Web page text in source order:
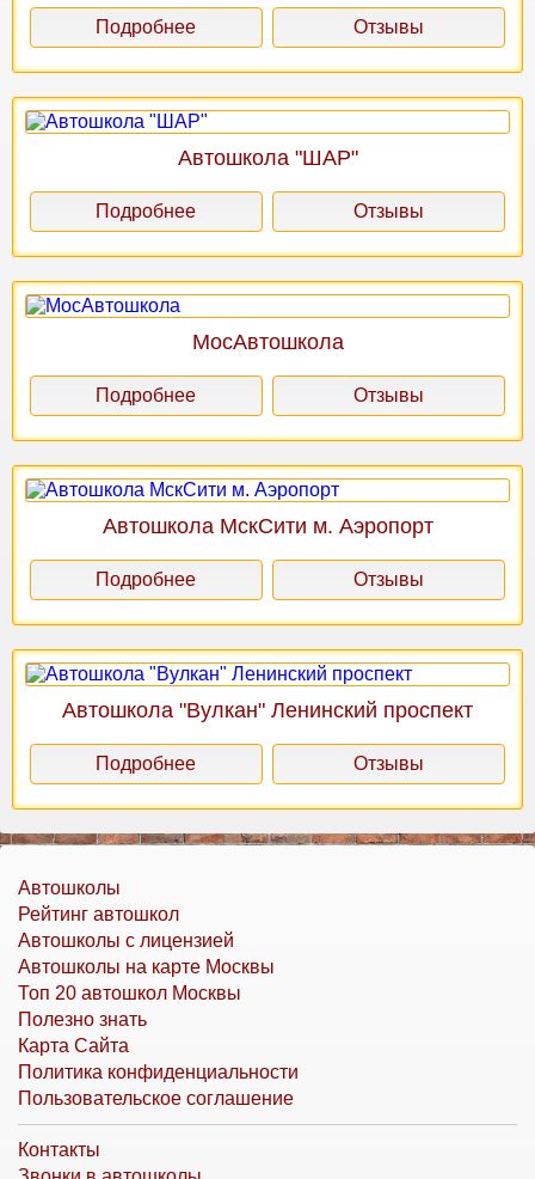
Подробнее Отзывы
Автошкола "ШАР"
Подробнее Отзывы
МосАвтошкола
Подробнее Отзывы
Автошкола МскСити м. Аэропорт
Подробнее Отзывы
Автошкола "Вулкан" Ленинский проспект
Подробнее Отзывы
Автошколы
Рейтинг автошкол
Автошколы с лицензией
Автошколы на карте Москвы
Топ 20 автошкол Москвы
Полезно знать
Карта Сайта
Политика конфиденциальности
Пользовательское соглашение
Контакты